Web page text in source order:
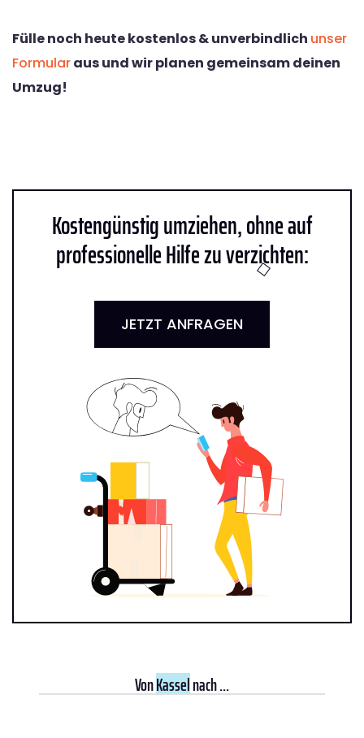
Fülle noch heute kostenlos & unverbindlich unser
Formularaus und wir planen gemeinsam deinen
Umzug!
Kostengünstig umziehen, ohne auf
professionelle Hilfe zu verzichten:
JETZT ANFRAGEN
VonKasselnach ...